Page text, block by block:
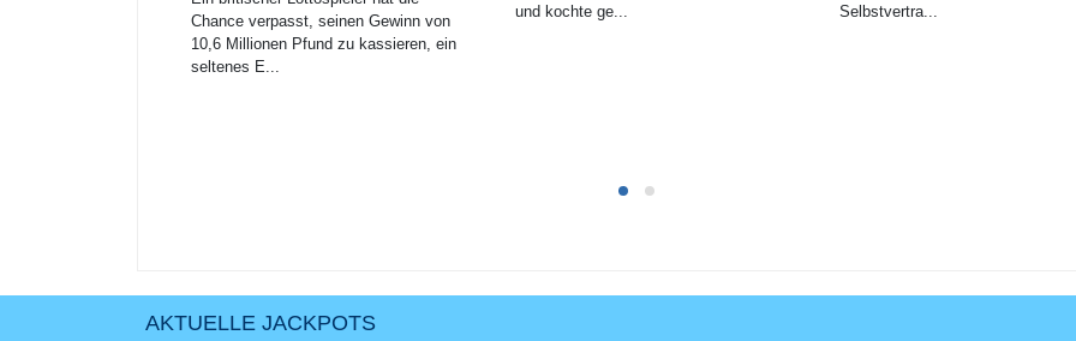
Chance verpasst, seinen Gewinn von
10,6 Millionen Pfund zu kassieren, ein
seltenes E...
und kochte ge...
Selbstvertra...
AKTUELLE JACKPOTS